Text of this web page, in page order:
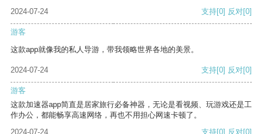
2024-07-24
支持[0] 反对[0]
游客
这款app就像我的私人导游，带我领略世界各地的美景。
2024-07-24 支持[0] 反对[0]
游客
这款加速器app简直是居家旅行必备神器，无论是看视频、玩游戏还是工
作办公，都能畅享高速网络，再也不用担心网速卡顿了。
2024-07-24
支持[0] 反对[0]